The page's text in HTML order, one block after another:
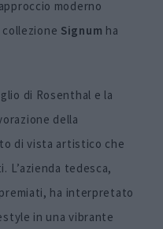
moderno
collezione Signum ha
di Rosenthal e la
della
di vista artistico che
L’azienda tedesca,
ha interpretato
in una vibrante